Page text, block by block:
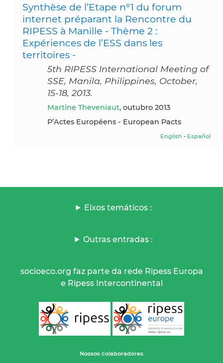
Synthèse de l’Etape n°1 du forum
internet préparant la Rencontre du
RIPESS à Manille - Thème 2 :
Expériences de l’ESS dans les
territoires -
5th RIPESS International Meeting of
SSE, Manila, Philippines, October,
15-18, 2013.
Martine Theveniaut, outubro 2013
P’Actes Européens - European Pacts
English - Español
Eixos temáticos :
Outras entradas :
socioeco.org faz parte da rede Ripess Europa
e Ripess Intercontinental
Nossos colaboradores